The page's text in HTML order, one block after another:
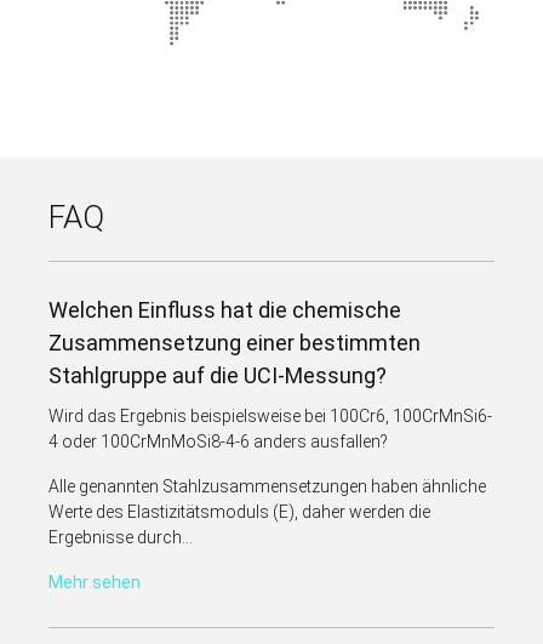
FAQ
Welchen Einfluss hat die chemische
Zusammensetzung einer bestimmten
Stahlgruppe auf die UCI-Messung?
Wird das Ergebnis beispielsweise bei 100Cr6, 100CrMnSi6-
4 oder 100CrMnMoSi8-4-6 anders ausfallen?
Alle genannten Stahlzusammensetzungen haben ähnliche
Werte des Elastizitätsmoduls (E), daher werden die
Ergebnisse durch...
Mehr sehen